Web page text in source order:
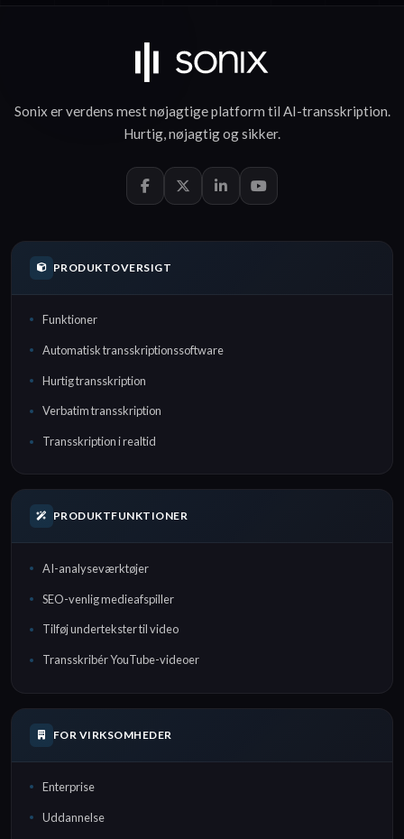
Sonix er verdens mest nøjagtige platform til AI-transskription
Hurtig nøjagtigogsikker.
PRODUKTOVERSIGT
Funktioner
Automatisk transskriptionssoftware
Hurtig transskription
Verbatim transskription
Transskription i realtid
PRODUKTFUNKTIONER
AI-analyseværktøjer
SEO-venlig medieafspiller
Tilføj undertekster til video
Transskribér YouTube-videoer
FOR VIRKSOMHEDER
Enterprise
Uddannelse